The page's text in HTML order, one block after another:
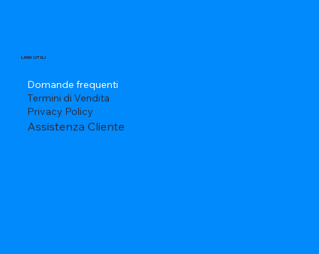
LINK UTILI
Domande frequenti
Termini di Vendita
Privacy Policy
Assistenza Cliente